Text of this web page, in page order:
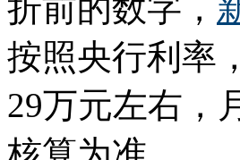
折前的数字，
按照央行利率
29万元左右，